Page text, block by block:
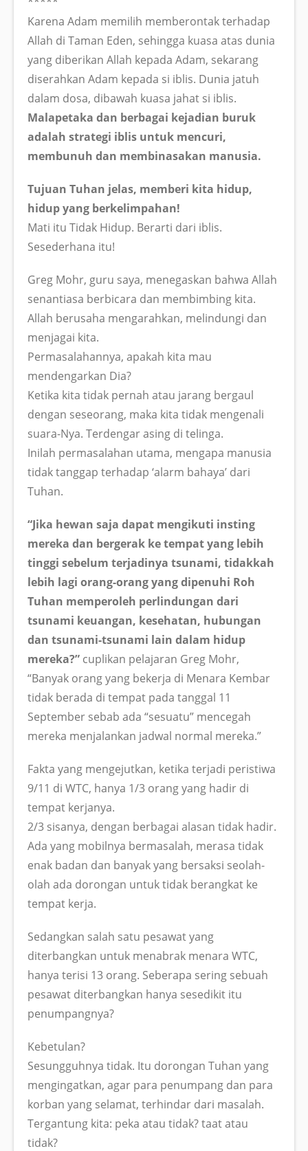
Karena Adam memilih memberontak terhadap
Allah di Taman Eden, sehingga kuasa atas dunia
yang diberikan Allah kepada Adam, sekarang
diserahkan Adam kepada si iblis. Dunia jatuh
dalam dosa, dibawah kuasa jahat si iblis.
Malapetaka dan berbagai kejadian buruk
adalah strategi iblis untuk mencuri,
membunuh dan membinasakan manusia.
Tujuan Tuhan jelas, memberi kita hidup,
hidup yang berkelimpahan!
Mati itu Tidak Hidup. Berarti dari iblis.
Sesederhana itu!
Greg Mohr, guru saya, menegaskan bahwa Allah
senantiasa berbicara dan membimbing kita.
Allah berusaha mengarahkan, melindungi dan
menjagai kita.
Permasalahannya, apakah kita mau
mendengarkan Dia?
Ketika kita tidak pernah atau jarang bergaul
dengan seseorang, maka kita tidak mengenali
suara-Nya. Terdengar asing di telinga.
Inilah permasalahan utama, mengapa manusia
tidak tanggap terhadap ‘alarm bahaya’ dari
Tuhan.
“Jika hewan saja dapat mengikuti insting
mereka dan bergerak ke tempat yang lebih
tinggi sebelum terjadinya tsunami, tidakkah
lebih lagi orang-orang yang dipenuhi Roh
Tuhan memperoleh perlindungan dari
tsunami keuangan, kesehatan, hubungan
dan tsunami-tsunami lain dalam hidup
mereka?” cuplikan pelajaran Greg Mohr,
“Banyak orang yang bekerja di Menara Kembar
tidak berada di tempat pada tanggal 11
September sebab ada “sesuatu” mencegah
mereka menjalankan jadwal normal mereka.”
Fakta yang mengejutkan, ketika terjadi peristiwa
9/11 di WTC, hanya 1/3 orang yang hadir di
tempat kerjanya.
2/3 sisanya, dengan berbagai alasan tidak hadir.
Ada yang mobilnya bermasalah, merasa tidak
enak badan dan banyak yang bersaksi seolah-
olah ada dorongan untuk tidak berangkat ke
tempat kerja.
Sedangkan salah satu pesawat yang
diterbangkan untuk menabrak menara WTC,
hanya terisi 13 orang. Seberapa sering sebuah
pesawat diterbangkan hanya sesedikit itu
penumpangnya?
Kebetulan?
Sesungguhnya tidak. Itu dorongan Tuhan yang
mengingatkan, agar para penumpang dan para
korban yang selamat, terhindar dari masalah.
Tergantung kita: peka atau tidak? taat atau
tidak?